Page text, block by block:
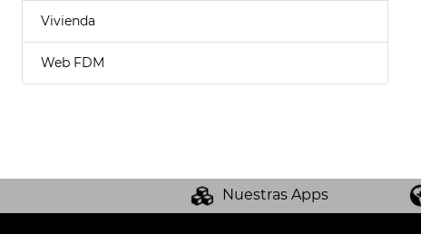
Vivienda
Web FDM
Nuestras Apps